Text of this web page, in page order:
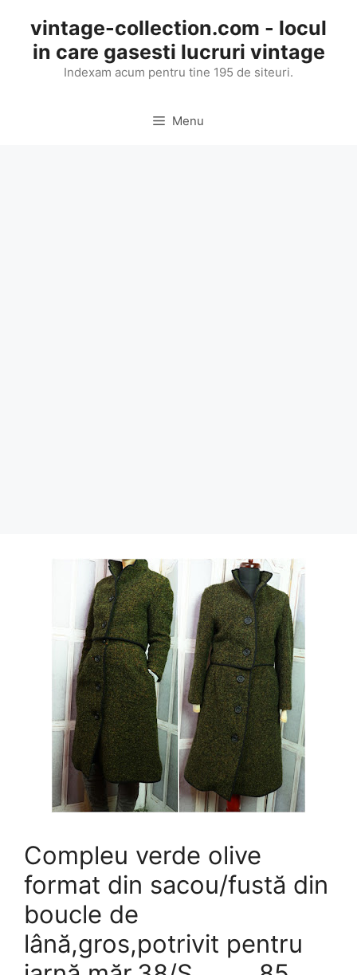
content
vintage-collection.com - locul
in care gasesti lucruri vintage
Indexam acum pentru tine 195 de siteuri.
Menu
Compleu verde olive
format din sacou/fustă din
boucle de
lână,gros,potrivit pentru